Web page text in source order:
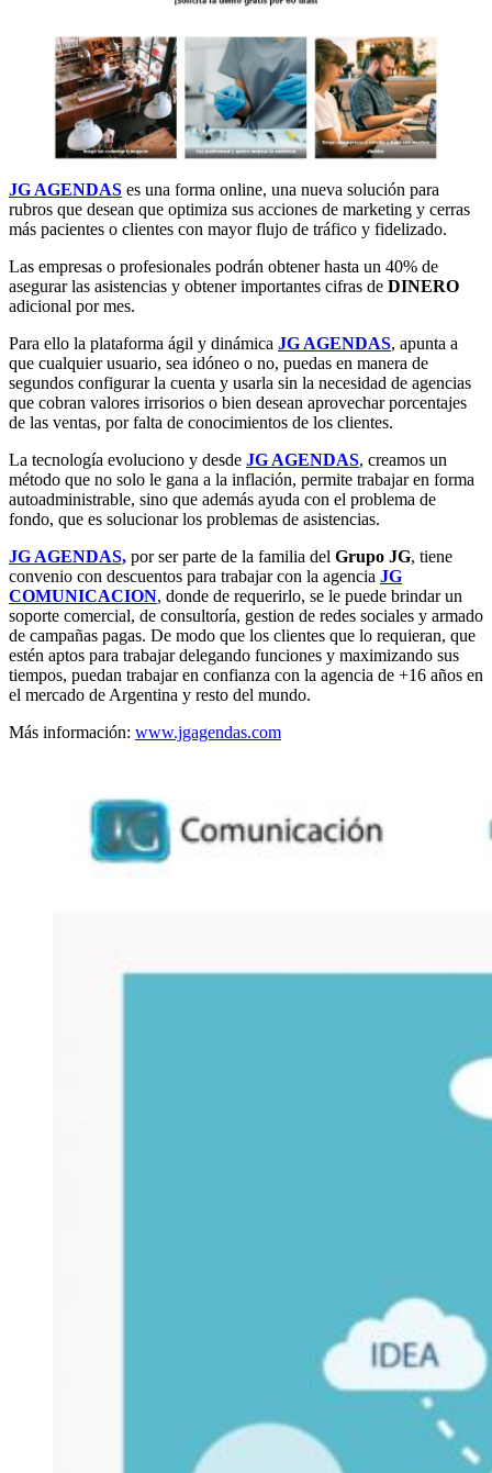
JG AGENDAS es una forma online, una nueva solución para
rubros que desean que optimiza sus acciones de marketing y cerras
más pacientes o clientes con mayor flujo de tráfico y fidelizado.
Las empresas o profesionales podrán obtener hasta un 40% de
asegurar las asistencias y obtener importantes cifras de DINERO
adicional por mes.
Para ello la plataforma ágil y dinámica JG AGENDAS, apunta a
que cualquier usuario, sea idóneo o no, puedas en manera de
segundos configurar la cuenta y usarla sin la necesidad de agencias
que cobran valores irrisorios o bien desean aprovechar porcentajes
de las ventas, por falta de conocimientos de los clientes.
La tecnología evoluciono y desde JG AGENDAS, creamos un
método que no solo le gana a la inflación, permite trabajar en forma
autoadministrable, sino que además ayuda con el problema de
fondo, que es solucionar los problemas de asistencias.
JG AGENDAS, por ser parte de la familia del Grupo JG, tiene
convenio con descuentos para trabajar con la agencia JG
COMUNICACION, donde de requerirlo, se le puede brindar un
soporte comercial, de consultoría, gestion de redes sociales y armado
de campañas pagas. De modo que los clientes que lo requieran, que
estén aptos para trabajar delegando funciones y maximizando sus
tiempos, puedan trabajar en confianza con la agencia de +16 años en
el mercado de Argentina y resto del mundo.
Más información: www.jgagendas.com